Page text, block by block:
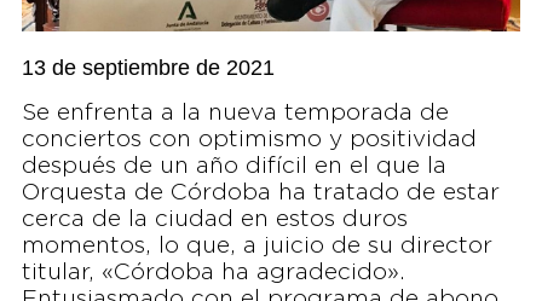
13 de septiembre de 2021
Se enfrenta a la nueva temporada de
conciertos con optimismo y positividad
después de un año difícil en el que la
Orquesta de Córdoba ha tratado de estar
cerca de la ciudad en estos duros
momentos, lo que, a juicio de su director
titular, «Córdoba ha agradecido».